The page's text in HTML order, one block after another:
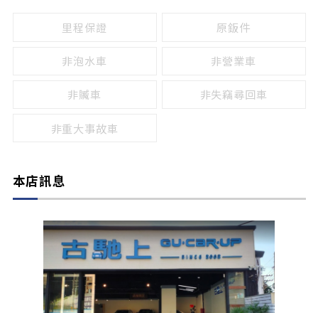
里程保證 原鈑件
非泡水車 非營業車
非贓車 非失竊尋回車
非重大事故車
本店訊息